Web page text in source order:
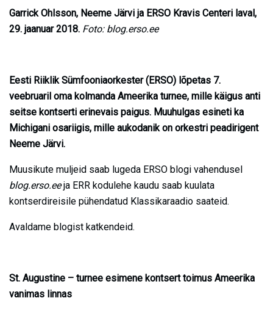
Garrick Ohlsson, Neeme Järvi ja ERSO Kravis Centeri laval,
29. jaanuar 2018. Foto: blog.erso.ee
Eesti Riiklik Sümfooniaorkester (ERSO) lõpetas 7.
veebruaril oma kolmanda Ameerika turnee, mille käigus anti
seitse kontserti erinevais paigus. Muuhulgas esineti ka
Michigani osariigis, mille aukodanik on orkestri peadirigent
Neeme Järvi.
Muusikute muljeid saab lugeda ERSO blogi vahendusel
blog.erso.eeja ERR kodulehe kaudu saab kuulata
kontserdireisile pühendatud Klassikaraadio saateid.
Avaldame blogist katkendeid.
St. Augustine – turnee esimene kontsert toimus Ameerika
vanimas linnas